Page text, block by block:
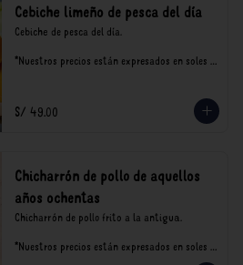
Cebiche limeño de pesca del día
Cebiche de pesca del día.
*Nuestros precios están expresados en soles e
S/ 49.00
Chicharrón de pollo de aquellos
años ochentas
Chicharrón de pollo frito a la antigua.
*Nuestros precios están expresados en soles e